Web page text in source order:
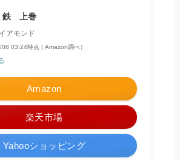
鉄 上巻
アモンド
08 03:24時点 | Amazon調べ）
Amazon
楽天市場
Yahooショッピング